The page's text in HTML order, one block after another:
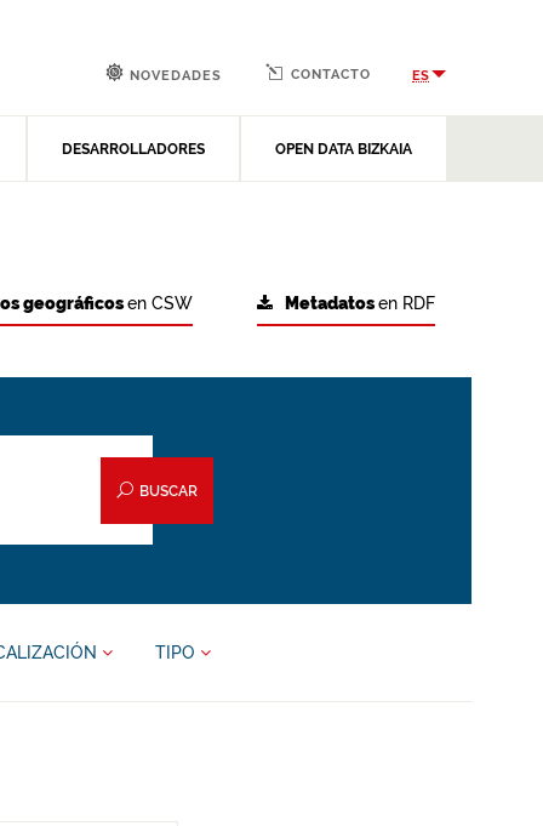
DESARROLLADORES OPEN DATA BIZKAIA
NOVEDADES CONTACTO ES
Metadatosen RDF
geográficosen CSW
BUSCAR
TIPO